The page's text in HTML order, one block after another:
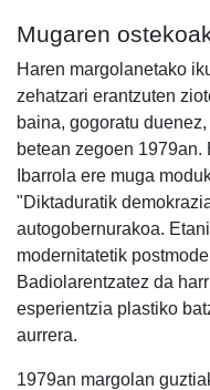
Mugaren
Haren margolanetako
zehatzari erantzuten
baina, gogoratu
betean zegoen 1979an.
Ibarrola ere muga
"Diktaduratik
autogobernurakoa.
modernitatetik
Badiolarentzatez da
esperientzia plastiko
aurrera.
1979an margolan